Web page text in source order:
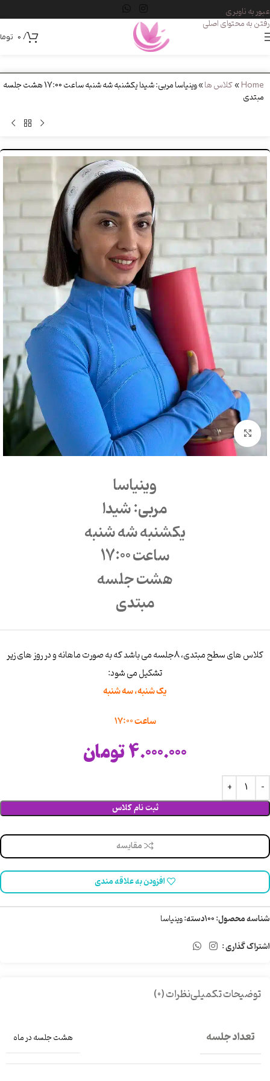
عبور به ناوبری
رفتن به محتوای اصلی
/
0
Home
»کلاس ها» وینیاسا مربی: شیدا یکشنبه شه شنبه ساعت 17:00 هشت جلسه
مبتدی
بزرگنمایی تصویر
وینیاسا
مربی: شیدا
یکشنبه شه شنبه
ساعت 17:00
هشت جلسه
مبتدی
کلاس های سطح مبتدی، 8جلسه می باشد که به صورت ماهانه و در روز های زیر
تشکیل می شود:
یک شنبه، سه شنبه
ساعت 17:00
4.000.000تومان
ثبت نام کلاس
مقایسه
افزودن به علاقه مندی
شناسه محصول:100دسته:وینیاسا
اشتراک گذاری :
توضیحات تکمیلینظرات (0)
تعداد جلسه هشت جلسه در ماه